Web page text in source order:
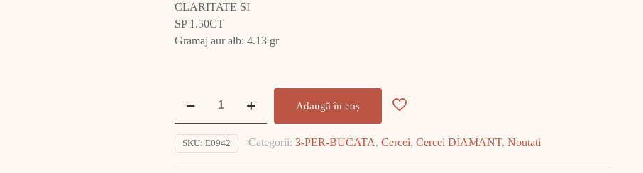
CLARITATE SI
SP 1.50CT
Gramaj aur alb: 4.13 gr
Alb
Adaugă în coș
SKU: E0942 Categorii: 3-PER-BUCATA, Cercei, Cercei DIAMANT, Noutati